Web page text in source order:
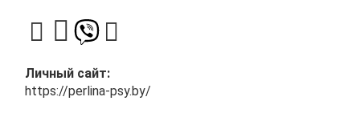
Личный сайт:
https://perlina-psy.by/